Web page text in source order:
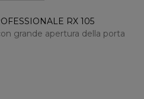
RX 105
grande apertura della porta